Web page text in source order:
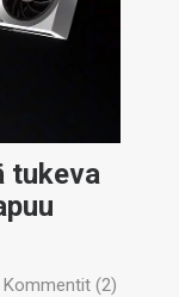
tukeva
Kommentit (2)